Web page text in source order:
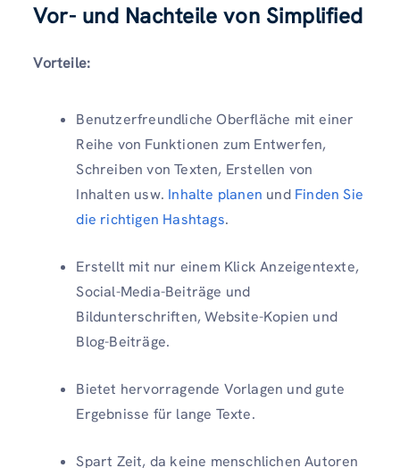
Vor- und Nachteile von Simplified
Vorteile:
Benutzerfreundliche Oberfläche mit einer
Reihe von Funktionen zum Entwerfen,
Schreiben von Texten, Erstellen von
Inhalten usw. Inhalte planen und Finden Sie
die richtigen Hashtags.
Erstellt mit nur einem Klick Anzeigentexte,
Social-Media-Beiträge und
Bildunterschriften, Website-Kopien und
Blog-Beiträge.
Bietet hervorragende Vorlagen und gute
Ergebnisse für lange Texte.
Spart Zeit, da keine menschlichen Autoren